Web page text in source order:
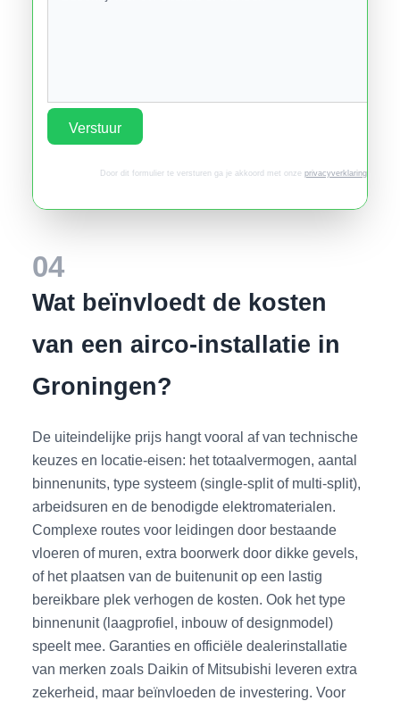
Verstuur
Door dit formulier te versturen ga je akkoord met onze privacyverklaring.
04
Wat beïnvloedt de kosten
van een airco-installatie in
Groningen?
De uiteindelijke prijs hangt vooral af van technische
keuzes en locatie-eisen: het totaalvermogen, aantal
binnenunits, type systeem (single-split of multi-split),
arbeidsuren en de benodigde elektromaterialen.
Complexe routes voor leidingen door bestaande
vloeren of muren, extra boorwerk door dikke gevels,
of het plaatsen van de buitenunit op een lastig
bereikbare plek verhogen de kosten. Ook het type
binnenunit (laagprofiel, inbouw of designmodel)
speelt mee. Garanties en officiële dealerinstallatie
van merken zoals Daikin of Mitsubishi leveren extra
zekerheid, maar beïnvloeden de investering. Voor